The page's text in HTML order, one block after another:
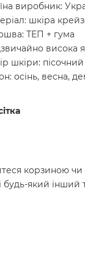
виробник:
шкіра
ТЕП + гума
висока
шкіри: пісочний
осінь, весна,
корзиною чи
будь-який